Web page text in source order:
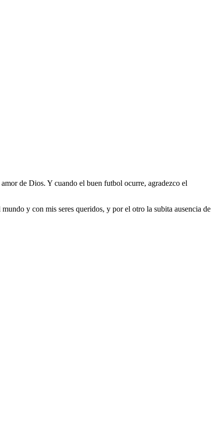
de Dios. Y cuando el buen futbol ocurre, agradezco el
y con mis seres queridos, y por el otro la subita ausencia de